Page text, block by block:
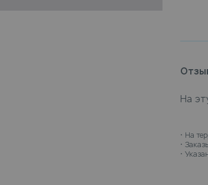
Leda,
На
• На
•
•